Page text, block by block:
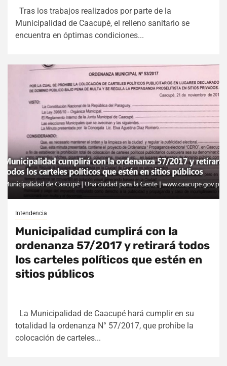
Tras los trabajos realizados por parte de la
Municipalidad de Caacupé, el relleno sanitario se
encuentra en óptimas condiciones...
Intendencia
Municipalidad cumplirá con la
ordenanza 57/2017 y retirará todos
los carteles políticos que estén en
sitios públicos
La Municipalidad de Caacupé hará cumplir en su
totalidad la ordenanza N° 57/2017, que prohíbe la
colocación de carteles...